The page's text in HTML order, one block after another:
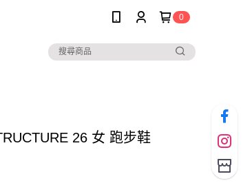
0
26 女 跑步鞋